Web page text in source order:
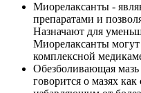
Миорелаксанты -
препаратами и
Назначают для
Миорелаксанты могут
комплексной
Обезболивающая мазь
говорится о мазях